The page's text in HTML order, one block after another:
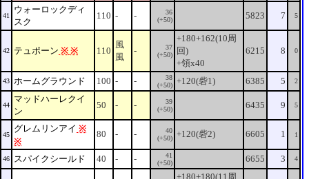
41
ウォーロックディ
スク
110 - -
36
(+50)
5823 7 5
42 テュポーン ※ ※ 110
風
風
-
37
(+50)
+180+162(10周
回)
+領x40
6215 8 0
43 ホームグラウンド 100 - -
38
(+50) +120(砦1) 6385 5 2
44
マッドハーレクイ
ン
50 - -
39
(+50)
6435 9 5
45
グレムリンアイ ※
※
80 - -
40
(+50) +120(砦2) 6605 1 1
46 スパイクシールド 40 - -
41
(+50)
6655 3 4
+180+180(11周